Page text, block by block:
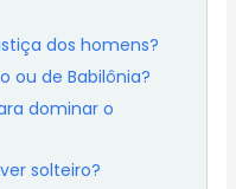
dos homens?
ou de Babilônia?
dominar o
solteiro?